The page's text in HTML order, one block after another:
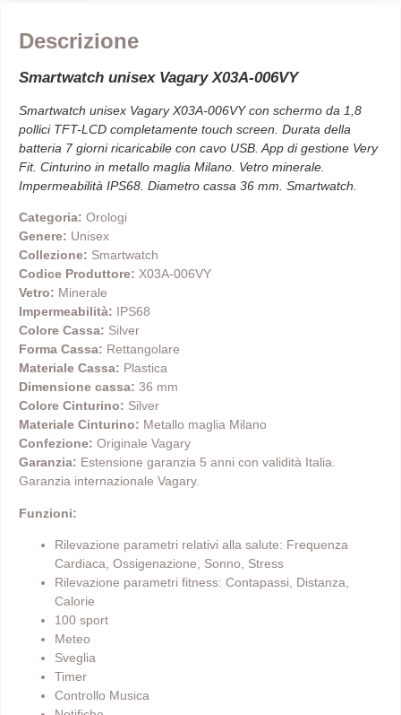
Descrizione
Smartwatch unisex Vagary X03A-006VY
Smartwatch unisex Vagary X03A-006VYcon schermo da 1,8
pollici TFT-LCD completamente touch screen. Durata della
batteria 7 giorni ricaricabile con cavo USB. App di gestione Very
Fit. Cinturino in metallo maglia Milano. Vetro minerale.
Impermeabilità IPS68. Diametro cassa 36 mm. Smartwatch.
Categoria: Orologi
Genere: Unisex
Collezione: Smartwatch
Codice Produttore: X03A-006VY
Vetro: Minerale
Impermeabilità: IPS68
Colore Cassa: Silver
Forma Cassa: Rettangolare
Materiale Cassa: Plastica
Dimensione cassa: 36 mm
Colore Cinturino: Silver
Materiale Cinturino: Metallo maglia Milano
Confezione: Originale Vagary
Garanzia: Estensione garanzia 5 anni con validità Italia.
Garanzia internazionale Vagary.
Funzioni:
Rilevazione parametri relativi alla salute: Frequenza
Cardiaca, Ossigenazione, Sonno, Stress
Rilevazione parametri fitness: Contapassi, Distanza,
Calorie
100 sport
Meteo
Sveglia
Timer
Controllo Musica